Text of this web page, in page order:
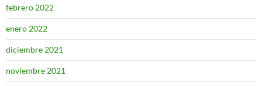
febrero 2022
enero 2022
diciembre 2021
noviembre 2021